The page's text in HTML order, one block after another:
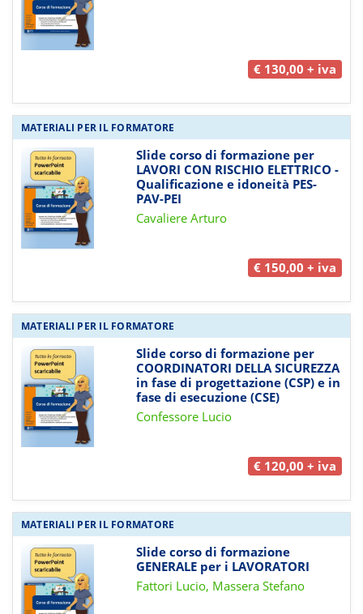
€ 130,00 + iva
MATERIALI PER IL FORMATORE
Slide corso di formazione per
LAVORI CON RISCHIO ELETTRICO -
Qualificazione e idoneità PES-
PAV-PEI
Cavaliere Arturo
€ 150,00 + iva
MATERIALI PER IL FORMATORE
Slide corso di formazione per
COORDINATORI DELLA SICUREZZA
in fase di progettazione (CSP) e in
fase di esecuzione (CSE)
Confessore Lucio
€ 120,00 + iva
MATERIALI PER IL FORMATORE
Slide corso di formazione
GENERALE per i LAVORATORI
Fattori Lucio, Massera Stefano